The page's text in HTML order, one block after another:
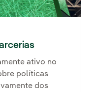
ativo no
políticas
dos